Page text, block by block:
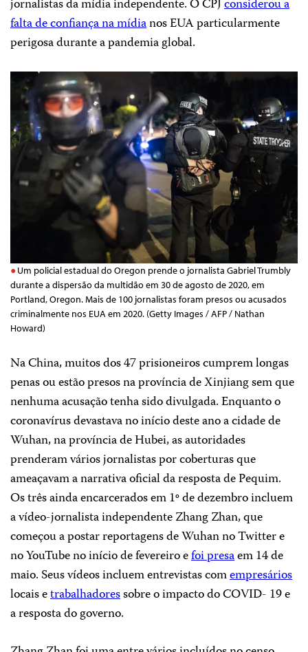
jornalistas da mídia independente. O CPJ considerou a
falta de confiança na mídianos EUA particularmente
perigosa durante a pandemia global.
Um policial estadual do Oregon prende o jornalista Gabriel Trumbly
durante a dispersão da multidão em 30 de agosto de 2020, em
Portland, Oregon. Mais de 100 jornalistas foram presos ou acusados ​​
criminalmente nos EUA em 2020. (Getty Images / AFP / Nathan
Howard)
Na China, muitos dos 47 prisioneiros cumprem longas
penas ou estão presos na província de Xinjiang sem que
nenhuma acusação tenha sido divulgada. Enquanto o
coronavírus devastava no início deste ano a cidade de
Wuhan, na província de Hubei, as autoridades
prenderam vários jornalistas por coberturas que
ameaçavam a narrativa oficial da resposta de Pequim.
Os três ainda encarcerados em 1º de dezembro incluem
a vídeo-jornalista independente Zhang Zhan, que
começou a postar reportagens de Wuhan no Twitter e
no YouTube no início de fevereiro efoi presaem 14 de
maio. Seus vídeos incluem entrevistas comempresários
locais etrabalhadoressobre o impacto do COVID- 19 e
a resposta do governo.